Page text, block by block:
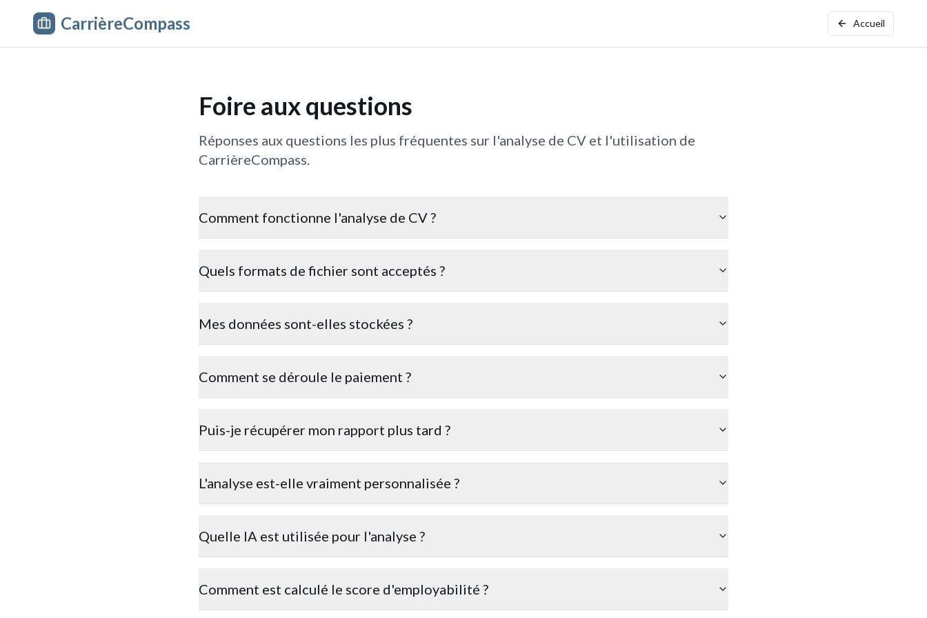
CarrièreCompass Accueil
Foire aux questions
Réponses aux questions les plus fréquentes sur l'analyse de CV et l'utilisation de
CarrièreCompass.
Comment fonctionne l'analyse de CV ?
Quels formats de fichier sont acceptés ?
Mes données sont-elles stockées ?
Comment se déroule le paiement ?
Puis-je récupérer mon rapport plus tard ?
L'analyse est-elle vraiment personnalisée ?
Quelle IA est utilisée pour l'analyse ?
Comment est calculé le score d'employabilité ?